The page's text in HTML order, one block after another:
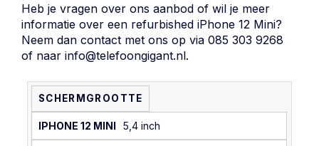
Heb je vragen over ons aanbod of wil je meer
informatie over een refurbished iPhone 12 Mini?
Neem dan contact met ons op via 085 303 9268
of naar info@telefoongigant.nl.
IPHONE 12 MINI
SCHERMGROOTTE
5,4 inch